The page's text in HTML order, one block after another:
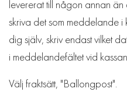
levererat till någon annan
skriva det som meddelande
dig själv, skriv endast vilket
i meddelandefältet vid
Välj fraktsätt, "Ballongpost".